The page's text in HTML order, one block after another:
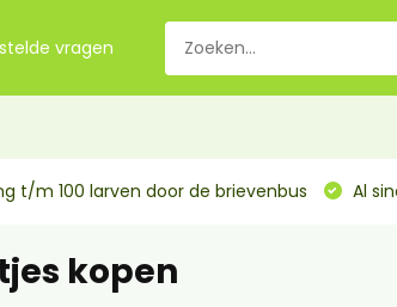
vragen
t/m 100 larven door de brievenbus Al
kopen